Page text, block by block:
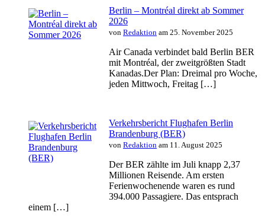
Berlin – Montréal direkt ab Sommer
2026
von Redaktion am 25. November 2025
Air Canada verbindet bald Berlin BER
mit Montréal, der zweitgrößten Stadt
Kanadas.Der Plan: Dreimal pro Woche,
jeden Mittwoch, Freitag […]
Verkehrsbericht Flughafen Berlin
Brandenburg (BER)
von Redaktion am 11. August 2025
Der BER zählte im Juli knapp 2,37
Millionen Reisende. Am ersten
Ferienwochenende waren es rund
394.000 Passagiere. Das entsprach
einem […]